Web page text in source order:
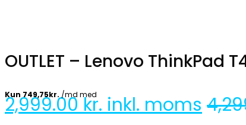
OUTLET – Lenovo ThinkPad
2,999.00kr. inkl. moms